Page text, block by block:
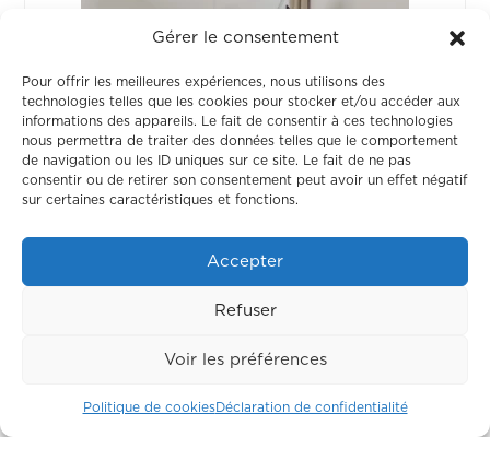
Gérer le consentement
Pour offrir les meilleures expériences, nous utilisons des
technologies telles que les cookies pour stocker et/ou accéder aux
informations des appareils. Le fait de consentir à ces technologies
nous permettra de traiter des données telles que le comportement
de navigation ou les ID uniques sur ce site. Le fait de ne pas
consentir ou de retirer son consentement peut avoir un effet négatif
sur certaines caractéristiques et fonctions.
Accepter
Refuser
Voir les préférences
Politique de cookiesDéclaration de confidentialité
Chambre 221